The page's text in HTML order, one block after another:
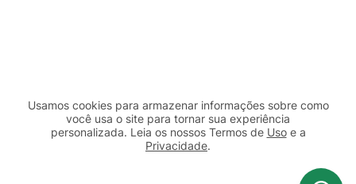
Usamos cookies para armazenar informações sobre como
você usa o site para tornar sua experiência
personalizada. Leia os nossos Termos de Usoe a
Privacidade.